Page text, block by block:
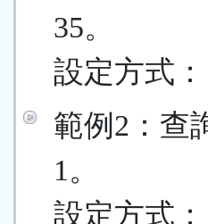
35。
設定方式：
範例2：查
1。
設定方式：